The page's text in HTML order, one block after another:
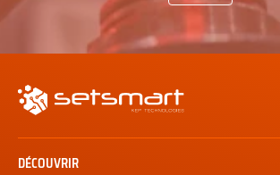
Navigation
secondaire
DÉCOUVRIR